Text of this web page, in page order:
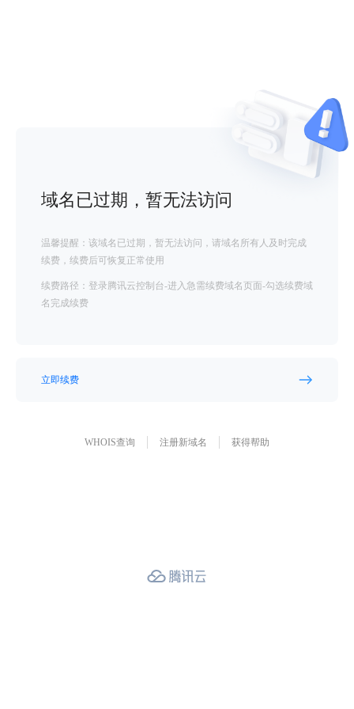
域名已过期，暂无法访问
温馨提醒：该域名已过期，暂无法访问，请域名所有人及时完成
续费，续费后可恢复正常使用
续费路径：登录腾讯云控制台-进入急需续费域名页面-勾选续费域
名完成续费
立即续费
WHOIS查询 注册新域名 获得帮助